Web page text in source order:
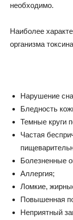
необходимо.
Наиболее
организма
Нарушение
Бледность
Темные круги
Частая
Болезненные
Аллергия;
Ломкие,
Повышенная
Неприятный